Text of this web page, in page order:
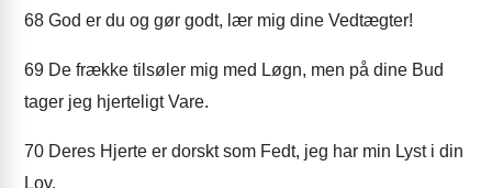
68 God er du og gør godt, lær mig dine Vedtægter!
69 De frække tilsøler mig med Løgn, men på dine Bud
tager jeg hjerteligt Vare.
70 Deres Hjerte er dorskt som Fedt, jeg har min Lyst i din
Lov.